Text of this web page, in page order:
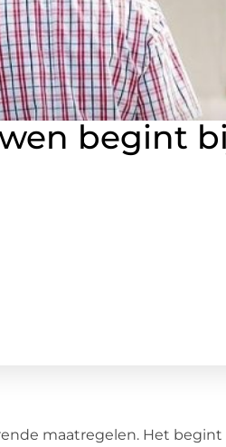
begint
maatregelen. Het